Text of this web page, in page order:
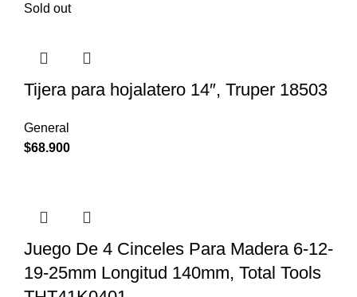
Sold out
Tijera para hojalatero 14″, Truper 18503
General
$68.900
Juego De 4 Cinceles Para Madera 6-12-
19-25mm Longitud 140mm, Total Tools